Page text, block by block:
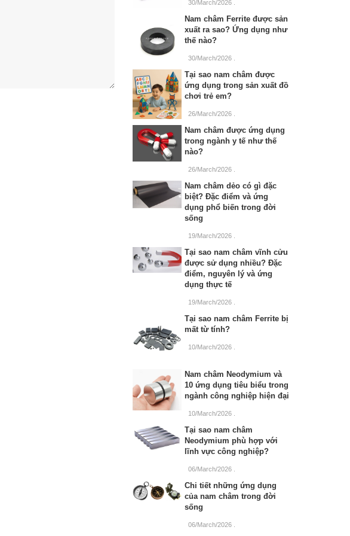
30/March/2026
Nam châm Ferrite được sản
xuất ra sao? Ứng dụng như
thế nào?
30/March/2026
Tại sao nam châm được
ứng dụng trong sản xuất đồ
chơi trẻ em?
26/March/2026
Nam châm được ứng dụng
trong ngành y tế như thế
nào?
26/March/2026
Nam châm dẻo có gì đặc
biệt? Đặc điểm và ứng
dụng phổ biến trong đời
sống
19/March/2026
Tại sao nam châm vĩnh cửu
được sử dụng nhiều? Đặc
điểm, nguyên lý và ứng
dụng thực tế
19/March/2026
Tại sao nam châm Ferrite bị
mất từ tính?
10/March/2026
Nam châm Neodymium và
10 ứng dụng tiêu biểu trong
ngành công nghiệp hiện đại
10/March/2026
Tại sao nam châm
Neodymium phù hợp với
lĩnh vực công nghiệp?
06/March/2026
Chi tiết những ứng dụng
của nam châm trong đời
sống
06/March/2026